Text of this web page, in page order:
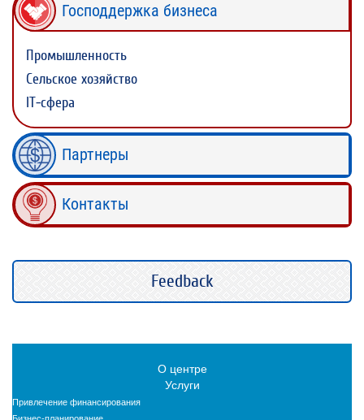
Господдержка бизнеса
Промышленность
Сельское хозяйство
IT-сфера
Партнеры
Контакты
Feedback
О центре
Услуги
Привлечение финансирования